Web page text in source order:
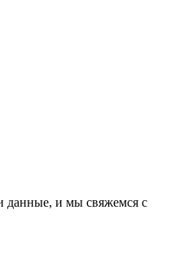
данные, и мы свяжемся с